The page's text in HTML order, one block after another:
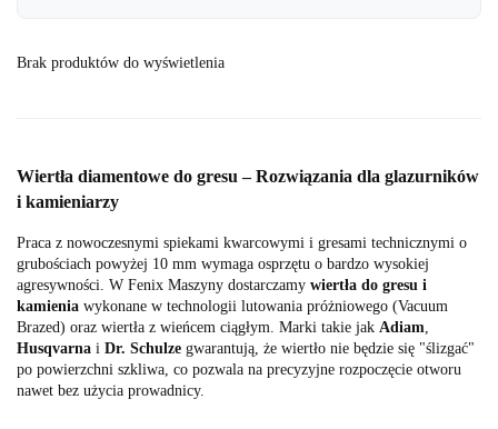
Brak produktów do wyświetlenia
Wiertła diamentowe do gresu – Rozwiązania dla glazurników
i kamieniarzy
Praca z nowoczesnymi spiekami kwarcowymi i gresami technicznymi o
grubościach powyżej 10 mm wymaga osprzętu o bardzo wysokiej
agresywności. W Fenix Maszyny dostarczamy wiertła do gresu i
kamienia wykonane w technologii lutowania próżniowego (Vacuum
Brazed) oraz wiertła z wieńcem ciągłym. Marki takie jak Adiam,
Husqvarna i Dr. Schulze gwarantują, że wiertło nie będzie się "ślizgać"
po powierzchni szkliwa, co pozwala na precyzyjne rozpoczęcie otworu
nawet bez użycia prowadnicy.